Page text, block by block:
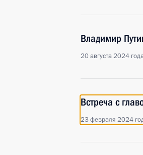
Владимир
20 августа 2024
Встреча с
23 февраля 2024